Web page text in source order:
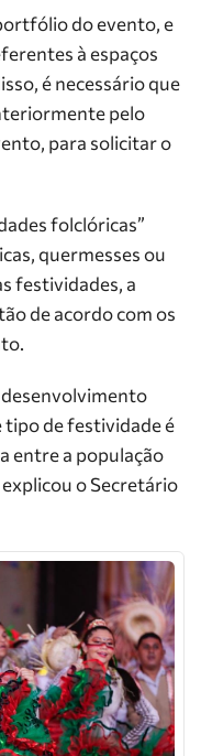
do evento, e
à espaços
é necessário que
pelo
para solicitar o
folclóricas”
quermesses ou
festividades, a
de acordo com os
desenvolvimento
tipo de festividade é
entre a população
o Secretário